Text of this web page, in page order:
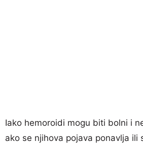
Iako hemoroidi mogu biti bolni i
ako se njihova pojava ponavlja ili